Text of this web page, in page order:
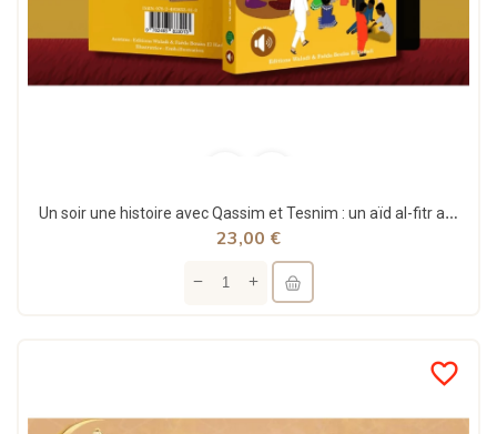
Un soir une histoire avec Qassim et Tesnim : un aïd al-fitr au Sénégal - Waladi
23,00 €
favorite_border